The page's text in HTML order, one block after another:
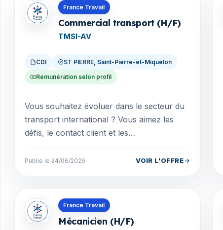
France Travail
Commercial transport (H/F)
TMSI-AV
CDI ST PIERRE, Saint-Pierre-et-Miquelon
Rémunération selon profil
Vous souhaitez évoluer dans le secteur du
transport international ? Vous aimez les
défis, le contact client et les
une entreprise à taille...
Publie le 24/06/2026 VOIR L'OFFRE
Offres en Saint-Pierre-et-Miquelon
France Travail
Mécanicien (H/F)
Offres en Saint-Pierre-et-Miquelon